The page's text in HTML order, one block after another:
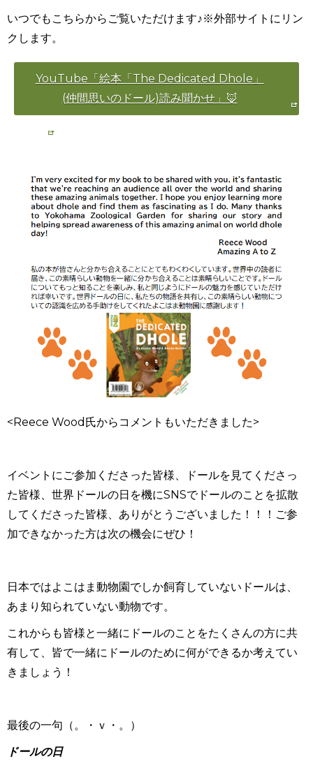
いつでもこちらからご覧いただけます♪※外部サイトにリン
クします。
YouTube「絵本「The Dedicated Dhole」
(仲間思いのドール)読み聞かせ」🦊
<Reece Wood氏からコメントもいただきました>
イベントにご参加くださった皆様、ドールを見てくださっ
た皆様、世界ドールの日を機にSNSでドールのことを拡散
してくださった皆様、ありがとうございました！！！ご参
加できなかった方は次の機会にぜひ！
日本ではよこはま動物園でしか飼育していないドールは、
あまり知られていない動物です。
これからも皆様と一緒にドールのことをたくさんの方に共
有して、皆で一緒にドールのために何ができるか考えてい
きましょう！
最後の一句（。・ｖ・。）
ドールの日